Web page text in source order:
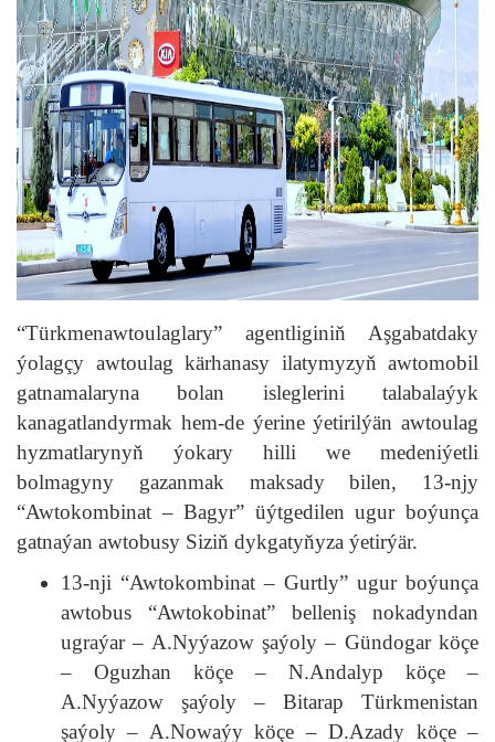
“Türkmenawtoulaglary” agentliginiň Aşgabatdaky
ýolagçy awtoulag kärhanasy ilatymyzyň awtomobil
gatnamalaryna bolan isleglerini talabalaýyk
kanagatlandyrmak hem-de ýerine ýetirilýän awtoulag
hyzmatlarynyň ýokary hilli we medeniýetli
bolmagyny gazanmak maksady bilen, 13-njy
“Awtokombinat – Bagyr” üýtgedilen ugur boýunça
gatnaýan awtobusy Siziň dykgatyňyza ýetirýär.
13-nji “Awtokombinat – Gurtly” ugur boýunça
awtobus “Awtokobinat” belleniş nokadyndan
ugraýar – A.Nyýazow şaýoly – Gündogar köçe
– Oguzhan köçe – N.Andalyp köçe –
A.Nyýazow şaýoly – Bitarap Türkmenistan
şaýoly – A.Nowaýy köçe – D.Azady köçe –